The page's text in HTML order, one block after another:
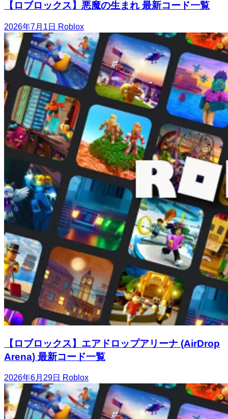
【ロブロックス】悪魔の生まれ 最新コード一覧
2026年7月1日 Roblox
【ロブロックス】エアドロップアリーナ (AirDrop
Arena) 最新コード一覧
2026年6月29日 Roblox